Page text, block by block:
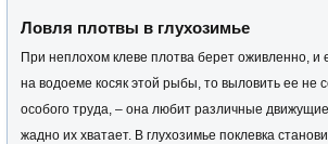
Ловля плотвы в глухозимье
При неплохом клеве плотва берет оживленно, и
на водоеме косяк этой рыбы, то выловить ее не
особого труда, – она любит различные
жадно их хватает. В глухозимье поклевка